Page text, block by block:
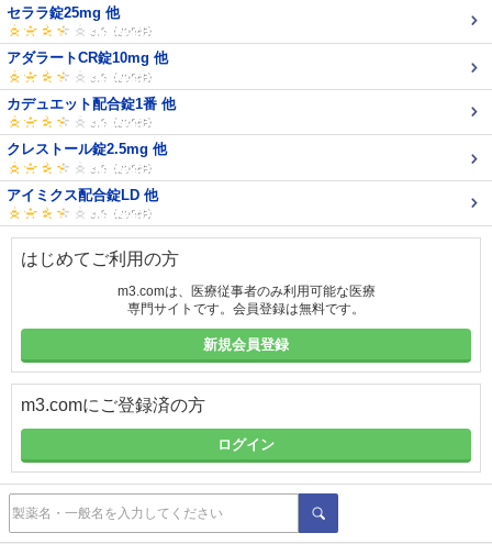
セララ錠25mg 他
アダラートCR錠10mg 他
カデュエット配合錠1番 他
クレストール錠2.5mg 他
アイミクス配合錠LD 他
はじめてご利用の方
m3.comは、医療従事者のみ利用可能な医療
専門サイトです。会員登録は無料です。
新規会員登録
m3.comにご登録済の方
ログイン